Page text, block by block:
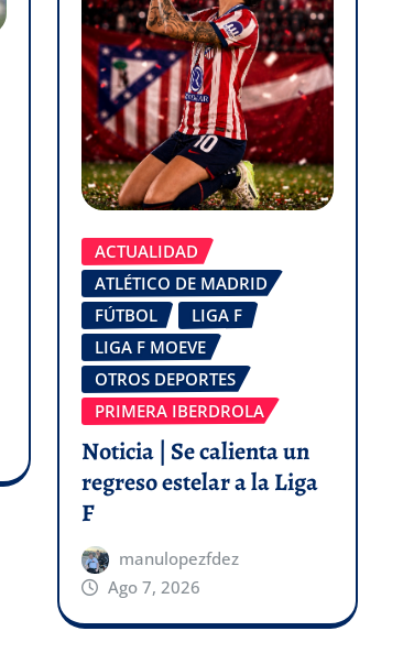
ACTUALIDAD
ATLÉTICO DE MADRID
FÚTBOL
LIGA F
LIGA F MOEVE
OTROS DEPORTES
PRIMERA IBERDROLA
Noticia | Se calienta un
regreso estelar a la Liga
F
manulopezfdez
Ago 7, 2026